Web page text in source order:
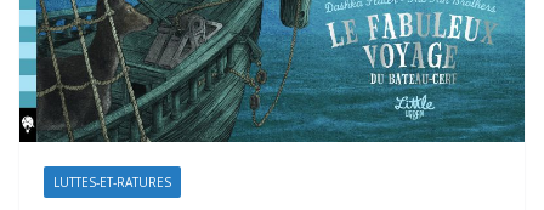
LUTTES-ET-RATURES